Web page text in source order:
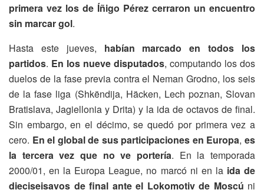
primera vez los de Íñigo Pérez cerraron un encuentro
sin marcar gol.
Hasta este jueves, habían marcado en todos los
partidos. En los nueve disputados, computando los dos
duelos de la fase previa contra el Neman Grodno, los seis
de la fase liga (Shkëndija, Häcken, Lech poznan, Slovan
Bratislava, Jagiellonia y Drita) y la ida de octavos de final.
Sin embargo, en el décimo, se quedó por primera vez a
cero. En el global de sus participaciones en Europa,es
la tercera vez que no ve portería. En la temporada
2000/01, en la Europa League, no marcó ni en la ida de
dieciseisavos de final ante el Lokomotiv de Moscú ni